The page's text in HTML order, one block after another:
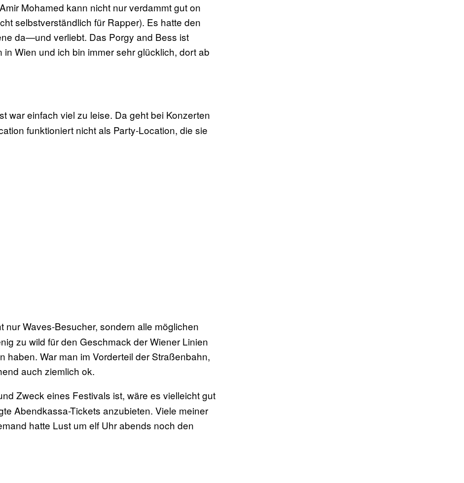
Mohamed kann nicht nur verdammt gut on
selbstverständlich für Rapper). Es hatte den
da—und verliebt. Das Porgy and Bess ist
Wien und ich bin immer sehr glücklich, dort ab
war einfach viel zu leise. Da geht bei Konzerten
funktioniert nicht als Party-Location, die sie
nur Waves-Besucher, sondern alle möglichen
zu wild für den Geschmack der Wiener Linien
haben. War man im Vorderteil der Straßenbahn,
auch ziemlich ok.
Zweck eines Festivals ist, wäre es vielleicht gut
Abendkassa-Tickets anzubieten. Viele meiner
hatte Lust um elf Uhr abends noch den